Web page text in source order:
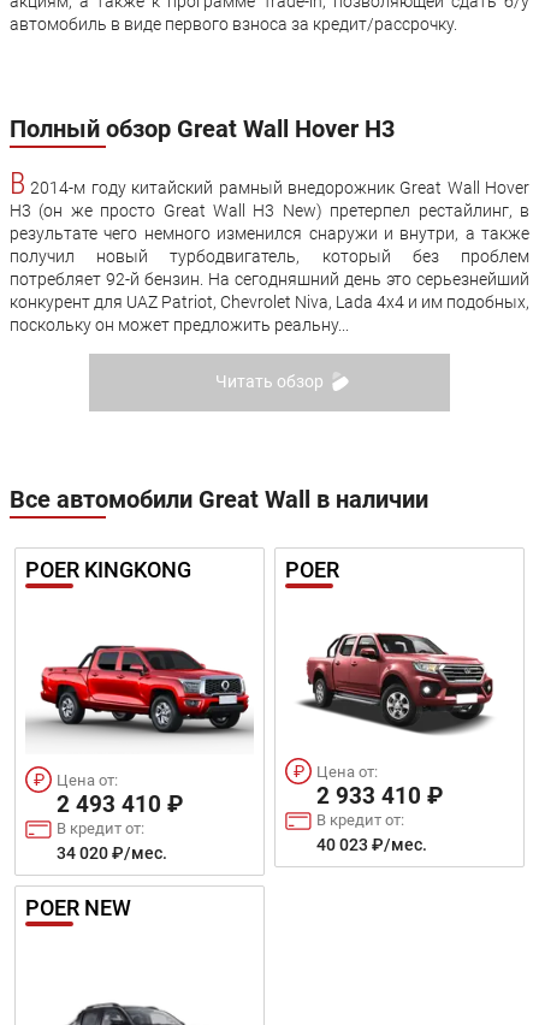
автомобиль в виде первого взноса за кредит/рассрочку.
Полный обзор Great Wall Hover H3
В 2014-м году китайский рамный внедорожник Great Wall Hover
H3 (он же просто Great Wall H3 New) претерпел рестайлинг, в
результате чего немного изменился снаружи и внутри, а также
получил новый турбодвигатель, который без проблем
потребляет 92-й бензин. На сегодняшний день это серьезнейший
конкурент для UAZ Patriot, Chevrolet Niva, Lada 4x4 и им подобных,
поскольку он может предложить реальну...
Читать обзор
Все автомобили Great Wall в наличии
POER KINGKONG
Цена от:
2 493 410 ₽
В кредит от:
34 020 ₽/мес.
POER
Цена от:
2 933 410 ₽
В кредит от:
40 023 ₽/мес.
POER NEW